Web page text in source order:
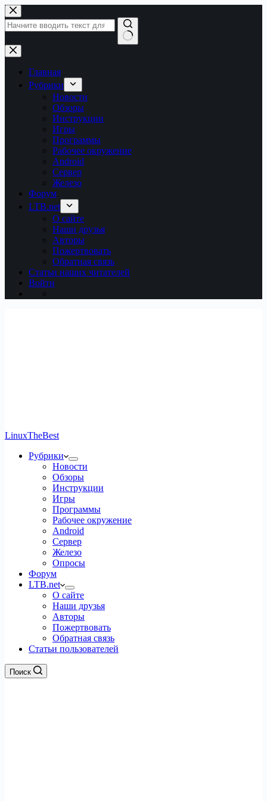
Перейти
к
сути
Ничего
не
найденоГлавная
Рубрики
Новости
Обзоры
Инструкции
Игры
Программы
Рабочее окружение
Android
Сервер
Железо
Форум
LTB.net
О сайте
Наши друзья
Авторы
Пожертвовать
Обратная связь
Статьи наших читателей
Войти
LinuxTheBest
Рубрики
Новости
Обзоры
Инструкции
Игры
Программы
Рабочее окружение
Android
Сервер
Железо
Опросы
Форум
LTB.net
О сайте
Наши друзья
Авторы
Пожертвовать
Обратная связь
Статьи пользователей
Поиск